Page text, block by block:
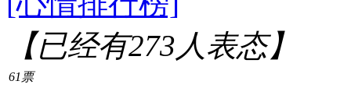
【已经有273人表态】
61票